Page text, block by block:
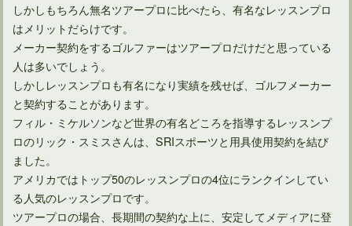
ゴルフに関する飛距離やスコアなど多数存在するギネス記録
ゴルフメジャー大会である日本オープン選手権競技歴代優勝者
ゴルフ市場が縮小傾向へと推移している現状と今後について
歴史に名を残す男子日本ゴルフツアーの優勝回数ランキング
しかしもちろん無名ツアープロに比べたら、有名なレッスンプロ
はメリットだらけです。
メーカー契約をするゴルファーはツアープロだけだと思っている
人は多いでしょう。
しかしレッスンプロも有名になり実績を残せば、ゴルフメーカー
と契約することがあります。
フィル・ミケルソンなど世界の有名どころを指導するレッスンプ
ロのリック・スミスさんは、SRIスポーツと用具使用契約を結び
ました。
アメリカではトップ50のレッスンプロの4位にランクインしてい
る人気のレッスンプロです。
ツアープロの場合、長期間の契約な上に、安定してメディアに登